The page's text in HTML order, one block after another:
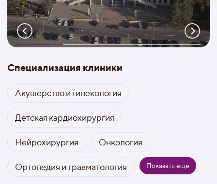
Специализация клиники
Акушерство и гинекология
Детская кардиохирургия
Нейрохирургия Онкология
Ортопедия и травматология Показать еще